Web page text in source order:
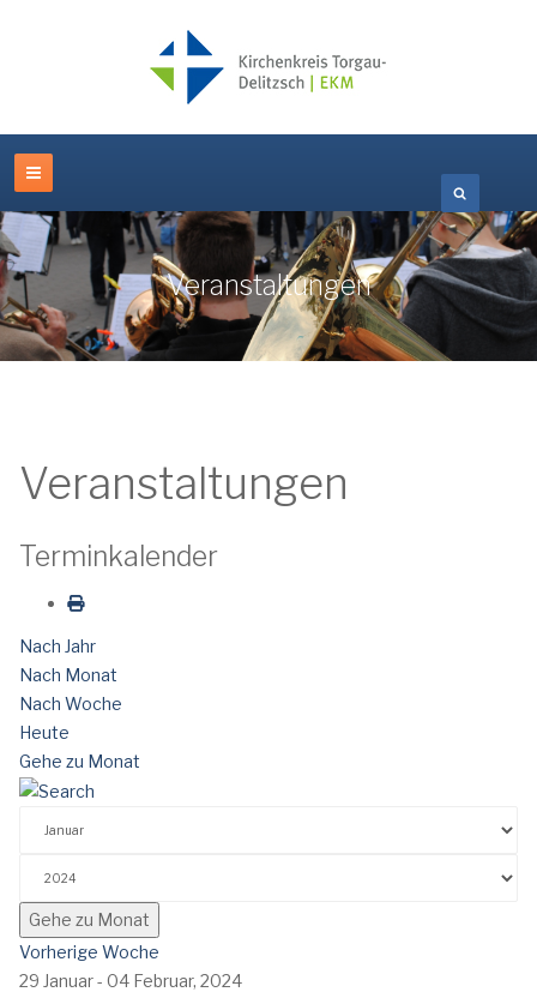
Veranstaltungen
Veranstaltungen
Terminkalender
Nach Jahr
Nach Monat
Nach Woche
Heute
Gehe zu Monat
Gehe zu Monat
Vorherige Woche
29 Januar - 04 Februar, 2024